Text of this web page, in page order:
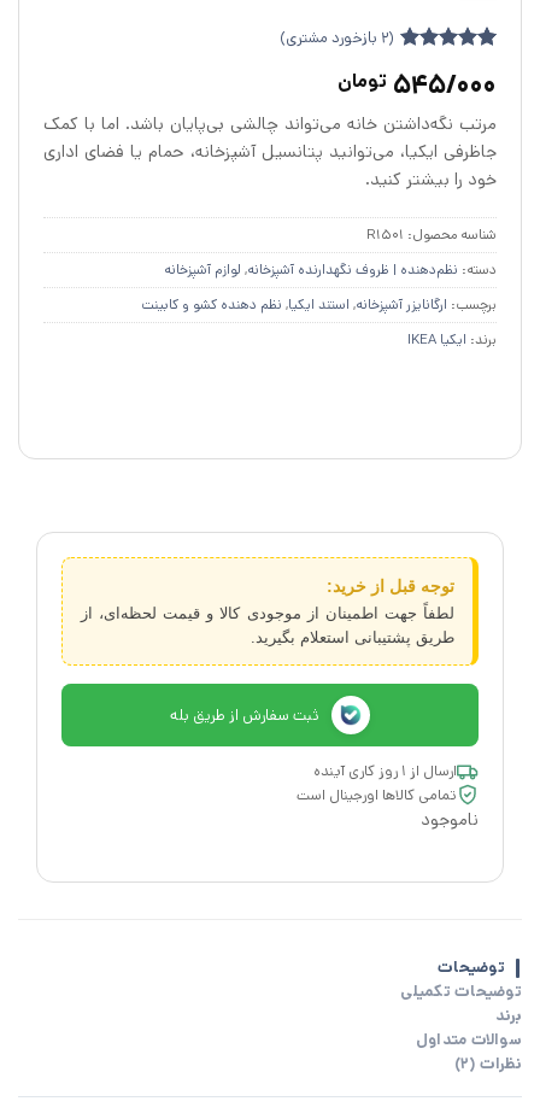
از 5 در
مشتری
(
2 بازخورد مشتری)
545/000 تومان
مرتب نگه‌داشتن خانه می‌تواند چالشی بی‌پایان باشد. اما با کمک
جاظرفی ایکیا، می‌توانید پتانسیل آشپزخانه، حمام یا فضای اداری
خود را بیشتر کنید.
شناسه محصول: R1501
دسته: نظم‌دهنده | ظروف نگهدارنده آشپزخانه, لوازم آشپزخانه
برچسب: ارگانایزر آشپزخانه, استند ایکیا, نظم دهنده کشو و کابینت
برند: ایکیا IKEA
توجه قبل از خرید:
لطفاً جهت اطمینان از موجودی کالا و قیمت لحظه‌ای، از
طریق پشتیبانی استعلام بگیرید.
ثبت سفارش از طریق بله
ارسال از ۱ روز کاری آینده
تمامی کالاها اورجینال است
ناموجود
توضیحات
توضیحات تکمیلی
برند
سوالات متداول
نظرات (2)